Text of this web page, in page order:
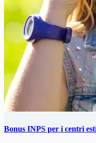
Bonus INPS per i centri